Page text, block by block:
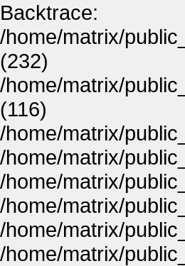
Backtrace:
/home/matrix/
(232)
/home/matrix/
(116)
/home/matrix/
/home/matrix/
/home/matrix/
/home/matrix/
/home/matrix/
/home/matrix/